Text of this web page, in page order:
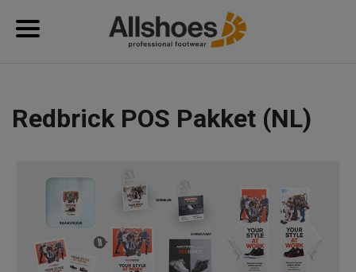
Redbrick POS Pakket (NL)